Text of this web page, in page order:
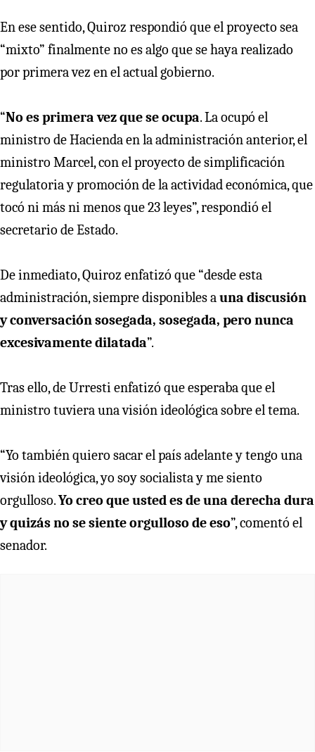
En ese sentido, Quiroz respondió que el proyecto sea
“mixto” finalmente no es algo que se haya realizado
por primera vez en el actual gobierno.
“No es primera vez que se ocupa. La ocupó el
ministro de Hacienda en la administración anterior, el
ministro Marcel, con el proyecto de simplificación
regulatoria y promoción de la actividad económica, que
tocó ni más ni menos que 23 leyes”, respondió el
secretario de Estado.
De inmediato, Quiroz enfatizó que “desde esta
administración, siempre disponibles a una discusión
y conversación sosegada, sosegada, pero nunca
excesivamente dilatada”.
Tras ello, de Urresti enfatizó que esperaba que el
ministro tuviera una visión ideológica sobre el tema.
“Yo también quiero sacar el país adelante y tengo una
visión ideológica, yo soy socialista y me siento
orgulloso.Yo creo que usted es de una derecha dura
y quizás no se siente orgulloso de eso”, comentó el
senador.